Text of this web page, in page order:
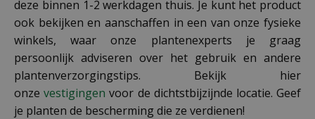
deze binnen 1-2 werkdagen thuis. Je kunt het product
ook bekijken en aanschaffen in een van onze fysieke
winkels, waar onze plantenexperts je graag
persoonlijk adviseren over het gebruik en andere
plantenverzorgingstips. Bekijk hier
onzevestigingen voor de dichtstbijzijnde locatie. Geef
je planten de bescherming die ze verdienen!